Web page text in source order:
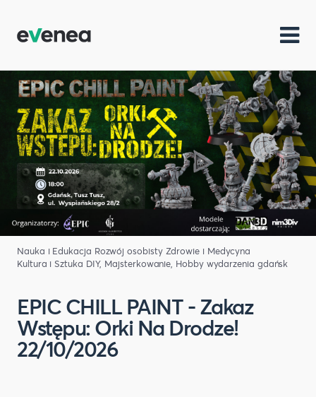
Nauka i Edukacja Rozwój osobisty Zdrowie i Medycyna
Kultura i Sztuka DIY, Majsterkowanie, Hobby wydarzenia gdańsk
EPIC CHILL PAINT - Zakaz
Wstępu: Orki Na Drodze!
22/10/2026